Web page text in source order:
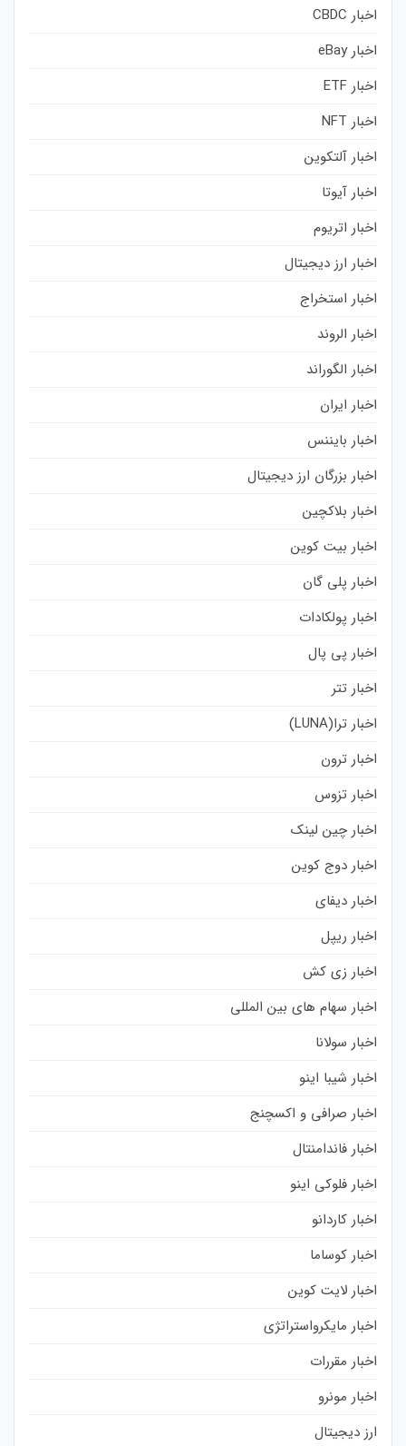
اخبار CBDC
اخبار eBay
اخبار ETF
اخبار NFT
اخبار آلتکوین
اخبار آیوتا
اخبار اتریوم
اخبار ارز دیجیتال
اخبار استخراج
اخبار الروند
اخبار الگوراند
اخبار ایران
اخبار بایننس
اخبار بزرگان ارز دیجیتال
اخبار بلاکچین
اخبار بیت کوین
اخبار پلی گان
اخبار پولکادات
اخبار پی پال
اخبار تتر
اخبار ترا(LUNA)
اخبار ترون
اخبار تزوس
اخبار چین لینک
اخبار دوج کوین
اخبار دیفای
اخبار ریپل
اخبار زی کش
اخبار سهام های بین المللی
اخبار سولانا
اخبار شیبا اینو
اخبار صرافی و اکسچنج
اخبار فاندامنتال
اخبار فلوکی اینو
اخبار کاردانو
اخبار کوساما
اخبار لایت کوین
اخبار مایکرواستراتژی
اخبار مقررات
اخبار مونرو
ارز دیجیتال